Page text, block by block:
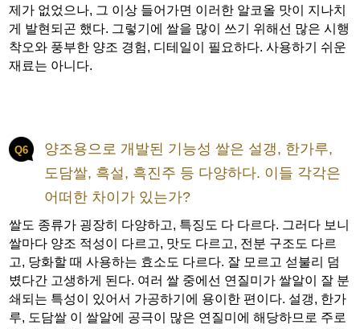
제가 없었으나, 그 이상 들어가면 이러한 알코올 맛이 지나치
게 발현되곤 했다. 그렇기에 쌀을 많이 쓰기 위해선 많은 시행
착오와 풍부한 양조 경험, 디테일이 필요하다. 사용하기 쉬운
재료는 아니다.
Q6
양조용으로 개발된 기능성 쌀은 설갱, 한가루,
도담쌀, 흑설, 흑진주 등 다양하다. 이들 각각은
어떠한 차이가 있는가?
쌀도 종류가 굉장히 다양하고, 특징도 다 다르다. 그러다 보니
쌀마다 양조 적성이 다르고, 맛도 다르고, 전분 구조도 다르
고, 당화할 때 사용하는 효소도 다르다. 잘 모르고 섣불리 덤
볐다간 고생하게 된다. 여러 쌀 중에선 연질미가 쌀알이 잘 분
쇄되는 특성이 있어서 가공하기에 용이한 편이다. 설갱, 한가
루, 도담쌀 이 쌀알에 공극이 많은 연질미에 해당하므로 주로